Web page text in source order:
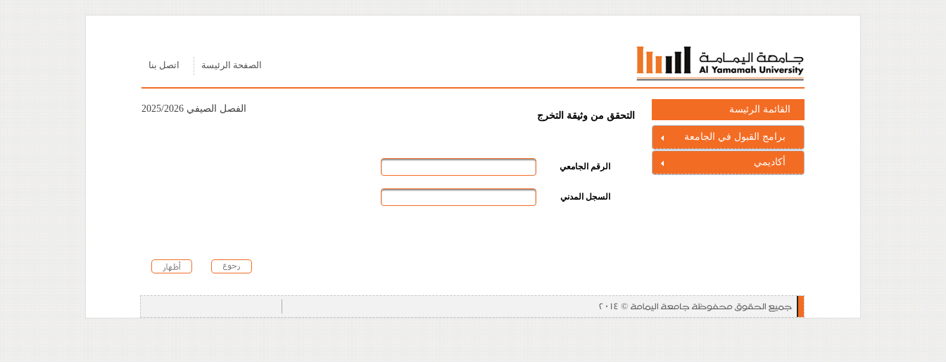
اتصل بنا الصفحة الرئيسة
القائمة الرئيسة
برامج القبول في الجامعة
أكاديمي
التحقق من وثيقة التخرج
الفصل الصيفي 2025/2026
الرقم الجامعي
السجل المدني